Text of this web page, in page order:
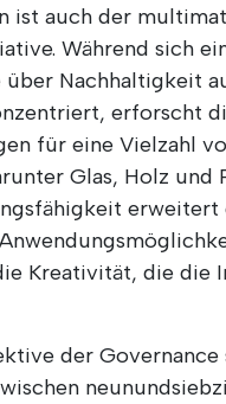
ist auch der
Während sich
über Nachhaltigkeit
erforscht
für eine Vielzahl
Glas, Holz und
erweitert
Kreativität, die die
der Governance